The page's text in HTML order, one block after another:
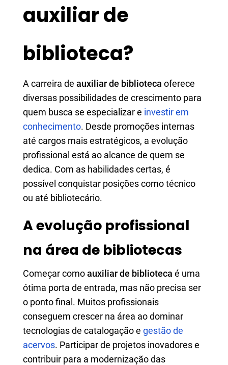
auxiliar de
biblioteca?
A carreira de auxiliar de biblioteca oferece
diversas possibilidades de crescimento para
quem busca se especializar e investir em
conhecimento. Desde promoções internas
até cargos mais estratégicos, a evolução
profissional está ao alcance de quem se
dedica. Com as habilidades certas, é
possível conquistar posições como técnico
ou até bibliotecário.
A evolução profissional
na área de bibliotecas
Começar comoauxiliar de biblioteca é uma
ótima porta de entrada, mas não precisa ser
o ponto final. Muitos profissionais
conseguem crescer na área ao dominar
tecnologias de catalogação e gestão de
acervos. Participar de projetos inovadores e
contribuir para a modernização das